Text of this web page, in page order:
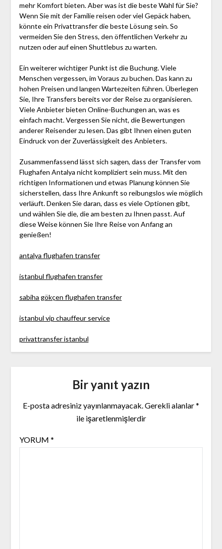
mehr Komfort bieten. Aber was ist die beste Wahl für Sie?
Wenn Sie mit der Familie reisen oder viel Gepäck haben,
könnte ein Privattransfer die beste Lösung sein. So
vermeiden Sie den Stress, den öffentlichen Verkehr zu
nutzen oder auf einen Shuttlebus zu warten.
Ein weiterer wichtiger Punkt ist die Buchung. Viele
Menschen vergessen, im Voraus zu buchen. Das kann zu
hohen Preisen und langen Wartezeiten führen. Überlegen
Sie, Ihre Transfers bereits vor der Reise zu organisieren.
Viele Anbieter bieten Online-Buchungen an, was es
einfach macht. Vergessen Sie nicht, die Bewertungen
anderer Reisender zu lesen. Das gibt Ihnen einen guten
Eindruck von der Zuverlässigkeit des Anbieters.
Zusammenfassend lässt sich sagen, dass der Transfer vom
Flughafen Antalya nicht kompliziert sein muss. Mit den
richtigen Informationen und etwas Planung können Sie
sicherstellen, dass Ihre Ankunft so reibungslos wie möglich
verläuft. Denken Sie daran, dass es viele Optionen gibt,
und wählen Sie die, die am besten zu Ihnen passt. Auf
diese Weise können Sie Ihre Reise von Anfang an
genießen!
antalya flughafen transfer
istanbul flughafen transfer
sabiha gökçen flughafen transfer
istanbul vip chauffeur service
privattransfer istanbul
Bir yanıt yazın
E-posta adresiniz yayınlanmayacak.Gerekli alanlar*
ile işaretlenmişlerdir
YORUM *